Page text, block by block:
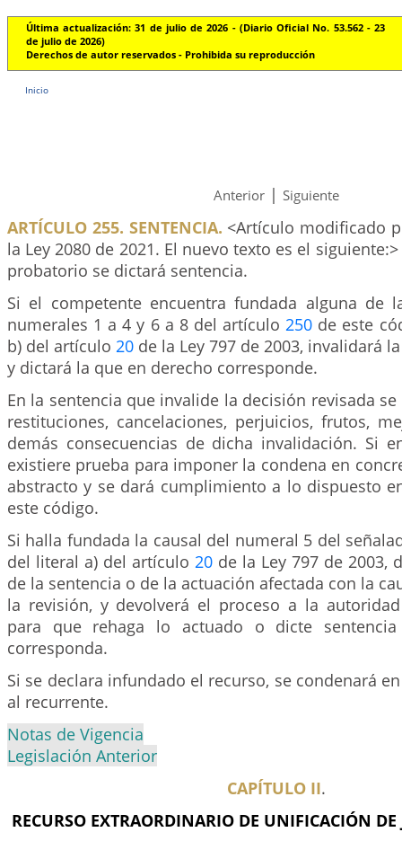
Última actualización: 31 de julio de 2026 - (Diario Oficial No. 53.562 - 23
de julio de 2026)
Derechos de autor reservados - Prohibida su reproducción
Inicio
Anterior | Siguiente
ARTÍCULO 255. SENTENCIA. <Artículo modificado
la Ley 2080 de 2021. El nuevo texto es el
probatorio se dictará sentencia.
Si el competente encuentra fundada alguna de
numerales 1 a 4 y 6 a 8 del artículo250 de este
b) del artículo 20 de la Ley 797 de 2003, invalidará
y dictará la que en derecho corresponde.
En la sentencia que invalide la decisión revisada
restituciones, cancelaciones, perjuicios, frutos,
demás consecuencias de dicha invalidación. Si
existiere prueba para imponer la condena en
abstracto y se dará cumplimiento a lo dispuesto
este código.
Si halla fundada la causal del numeral 5 del
del literal a) del artículo 20 de la Ley 797 de 2003,
de la sentencia o de la actuación afectada con la
la revisión, y devolverá el proceso a la
para que rehaga lo actuado o dicte
corresponda.
Si se declara infundado el recurso, se condenará
al recurrente.
Notas de Vigencia
Legislación Anterior
CAPÍTULO II.
RECURSO EXTRAORDINARIO DE UNIFICACIÓN DE